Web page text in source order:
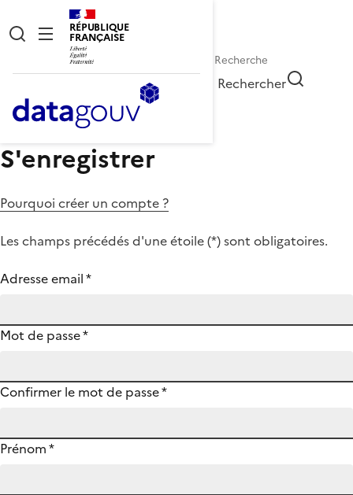
RÉPUBLIQUE
FRANÇAISE
Rechercher
S'enregistrer
Pourquoi créer un compte ?
Les champs précédés d'une étoile (*) sont obligatoires.
Adresse email*
Mot de passe*
Confirmer le mot de passe*
Prénom*